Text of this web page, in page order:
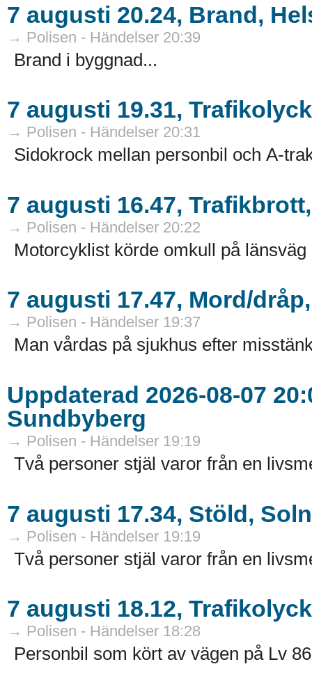
7 augusti 20.24, Brand,
→ Polisen - Händelser 20:39
Brand i byggnad...
7 augusti 19.31,
→ Polisen - Händelser 20:31
Sidokrock mellan personbil och A-
7 augusti 16.47,
→ Polisen - Händelser 20:22
Motorcyklist körde omkull på länsväg
7 augusti 17.47, Mord/
→ Polisen - Händelser 19:37
Man vårdas på sjukhus efter
Uppdaterad 2026-08-07
Sundbyberg
→ Polisen - Händelser 19:19
Två personer stjäl varor från en
7 augusti 17.34, Stöld,
→ Polisen - Händelser 19:19
Två personer stjäl varor från en
7 augusti 18.12,
→ Polisen - Händelser 18:28
Personbil som kört av vägen på Lv